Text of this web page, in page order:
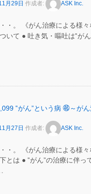
月29日 作成者: ASK Inc.
・。 《がん治療による様
いて ● 吐き気・嘔吐は‟が
‟がん”という病 ㊻～が
月27日 作成者: ASK Inc.
・。 《がん治療による様
とは ● ‟がん”の治療に伴